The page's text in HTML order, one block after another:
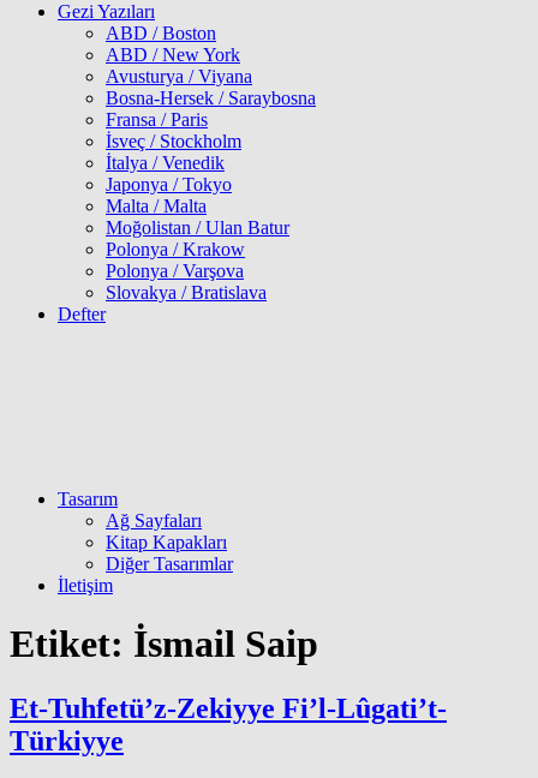
Gezi Yazıları
ABD / Boston
ABD / New York
Avusturya / Viyana
Bosna-Hersek / Saraybosna
Fransa / Paris
İsveç / Stockholm
İtalya / Venedik
Japonya / Tokyo
Malta / Malta
Moğolistan / Ulan Batur
Polonya / Krakow
Polonya / Varşova
Slovakya / Bratislava
Defter
Tasarım
Ağ Sayfaları
Kitap Kapakları
Diğer Tasarımlar
İletişim
Etiket: İsmail Saip
Et-Tuhfetü’z-Zekiyye Fi’l-Lûgati’t-
Türkiyye